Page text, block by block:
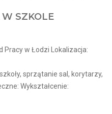
W SZKOLE
Pracy w Łodzi Lokalizacja:
sprzątanie sal, korytarzy,
Wykształcenie: